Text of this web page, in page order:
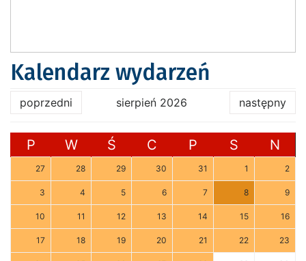
Kalendarz wydarzeń
poprzedni sierpień 2026 następny
P W Ś C P S N
27 28 29 30 31 1 2
3 4 5 6 7 8 9
10 11 12 13 14 15 16
17 18 19 20 21 22 23